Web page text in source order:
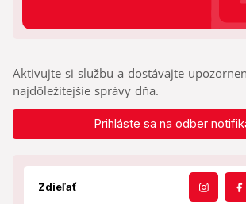
Aktivujte si službu a dostávajte
najdôležitejšie správy dňa.
Prihláste sa na odber
Zdieľať